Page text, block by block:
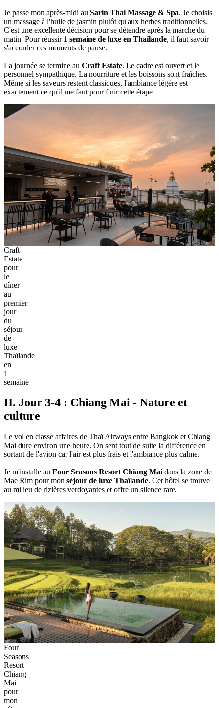
Je passe mon après-midi au Sarin Thai Massage & Spa. Je choisis
un massage à l'huile de jasmin plutôt qu'aux herbes traditionnelles.
C'est une excellente décision pour se détendre après la marche du
matin. Pour réussir 1 semaine de luxe en Thaïlande, il faut savoir
s'accorder ces moments de pause.
La journée se termine au Craft Estate. Le cadre est ouvert et le
personnel sympathique. La nourriture et les boissons sont fraîches.
Même si les saveurs restent classiques, l'ambiance légère est
exactement ce qu'il me faut pour finir cette étape.
Craft
Estate
pour
le
dîner
au
premier
jour
du
séjour
de
luxe
Thaïlande
en
1
semaine
II. Jour 3-4 : Chiang Mai - Nature et
culture
Le vol en classe affaires de Thaï Airways entre Bangkok et Chiang
Mai dure environ une heure. On sent tout de suite la différence en
sortant de l'avion car l'air est plus frais et l'ambiance plus calme.
Je m'installe au Four Seasons Resort Chiang Mai dans la zone de
Mae Rim pour mon séjour de luxe Thaïlande. Cet hôtel se trouve
au milieu de rizières verdoyantes et offre un silence rare.
Four
Seasons
Resort
Chiang
Mai
pour
mon